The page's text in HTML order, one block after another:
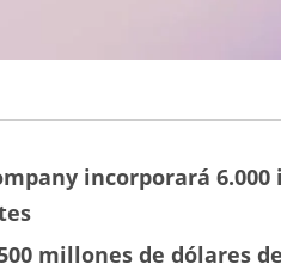
incorporará
millones de dólares